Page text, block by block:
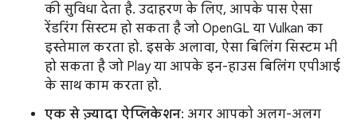
की सुविधा देता है. उदाहरण के लिए, आपके पास ऐसा
रेंडरिंग सिस्टम हो सकता है जो OpenGL या Vulkan का
इस्तेमाल करता हो. इसके अलावा, ऐसा बिलिंग सिस्टम भी
हो सकता है जो Play या आपके इन-हाउस बिलिंग एपीआई
के साथ काम करता हो.
एक से ज़्यादा ऐप्लिकेशन: अगर आपको अलग-अलग